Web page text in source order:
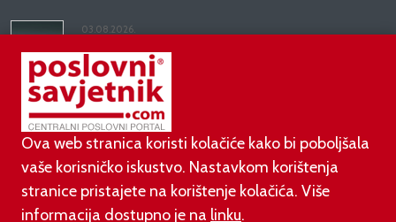
03.08.2026.
Kineski BYD predstavio luksuznu limuzinu veću od
Mercedesove S-klase, obećava domet do 1.000
kilometara
Ova web stranica koristi kolačiće kako bi poboljšala
vaše korisničko iskustvo. Nastavkom korištenja
stranice pristajete na korištenje kolačića. Više
informacija dostupno je na linku.